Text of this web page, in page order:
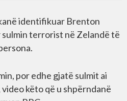
identifikuar Brenton
terrorist në Zelandë të
por edhe gjatë sulmit ai
këto që u shpërndanë